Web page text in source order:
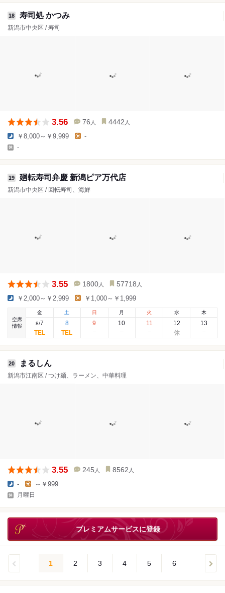
18 寿司処 かつみ
新潟市中央区 / 寿司
3.56 76 人 4442 人
￥8,000～￥9,999 -
-
19 廻転寿司弁慶 新潟ピア万代店
新潟市中央区 / 回転寿司、海鮮
3.55 1800 人 57718 人
￥2,000～￥2,999 ￥1,000～￥1,999
空席
情報
金
8/7
土
8
日
9
月
10
火
11
水
12
木
13
20 まるしん
新潟市江南区 / つけ麺、ラーメン、中華料理
3.55 245 人 8562 人
- ～￥999
月曜日
プレミアムサービスに登録
1 2 3 4 5 6